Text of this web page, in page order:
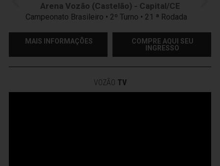
Arena Vozão (Castelão) - Capital/CE
Campeonato Brasileiro • 2º Turno • 21 ª Rodada
MAIS INFORMAÇÕES
COMPRE AQUI SEU
INGRESSO
VOZÃO TV